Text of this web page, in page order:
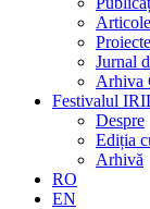
Jurnal
Arhiva
Festivalul
Despre
Ediția
Arhivă
RO
EN